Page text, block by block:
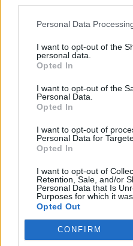
Personal Data
I want to opt-out of the
personal data.
Opted In
I want to opt-out of the
Personal Data.
Opted In
I want to opt-out of
Personal Data for
Opted In
I want to opt-out of
Retention, Sale, and/or
Personal Data that Is
Purposes for which it
Opted Out
CONFIRM
Δείτε
τομέα
27